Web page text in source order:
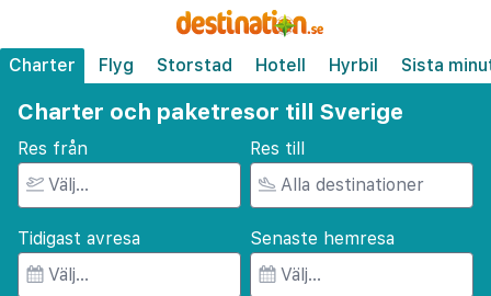
Charter Flyg Storstad Hotell Hyrbil Sista
Charter och paketresor till Sverige
Res från Res till
Tidigast avresa Senaste hemresa